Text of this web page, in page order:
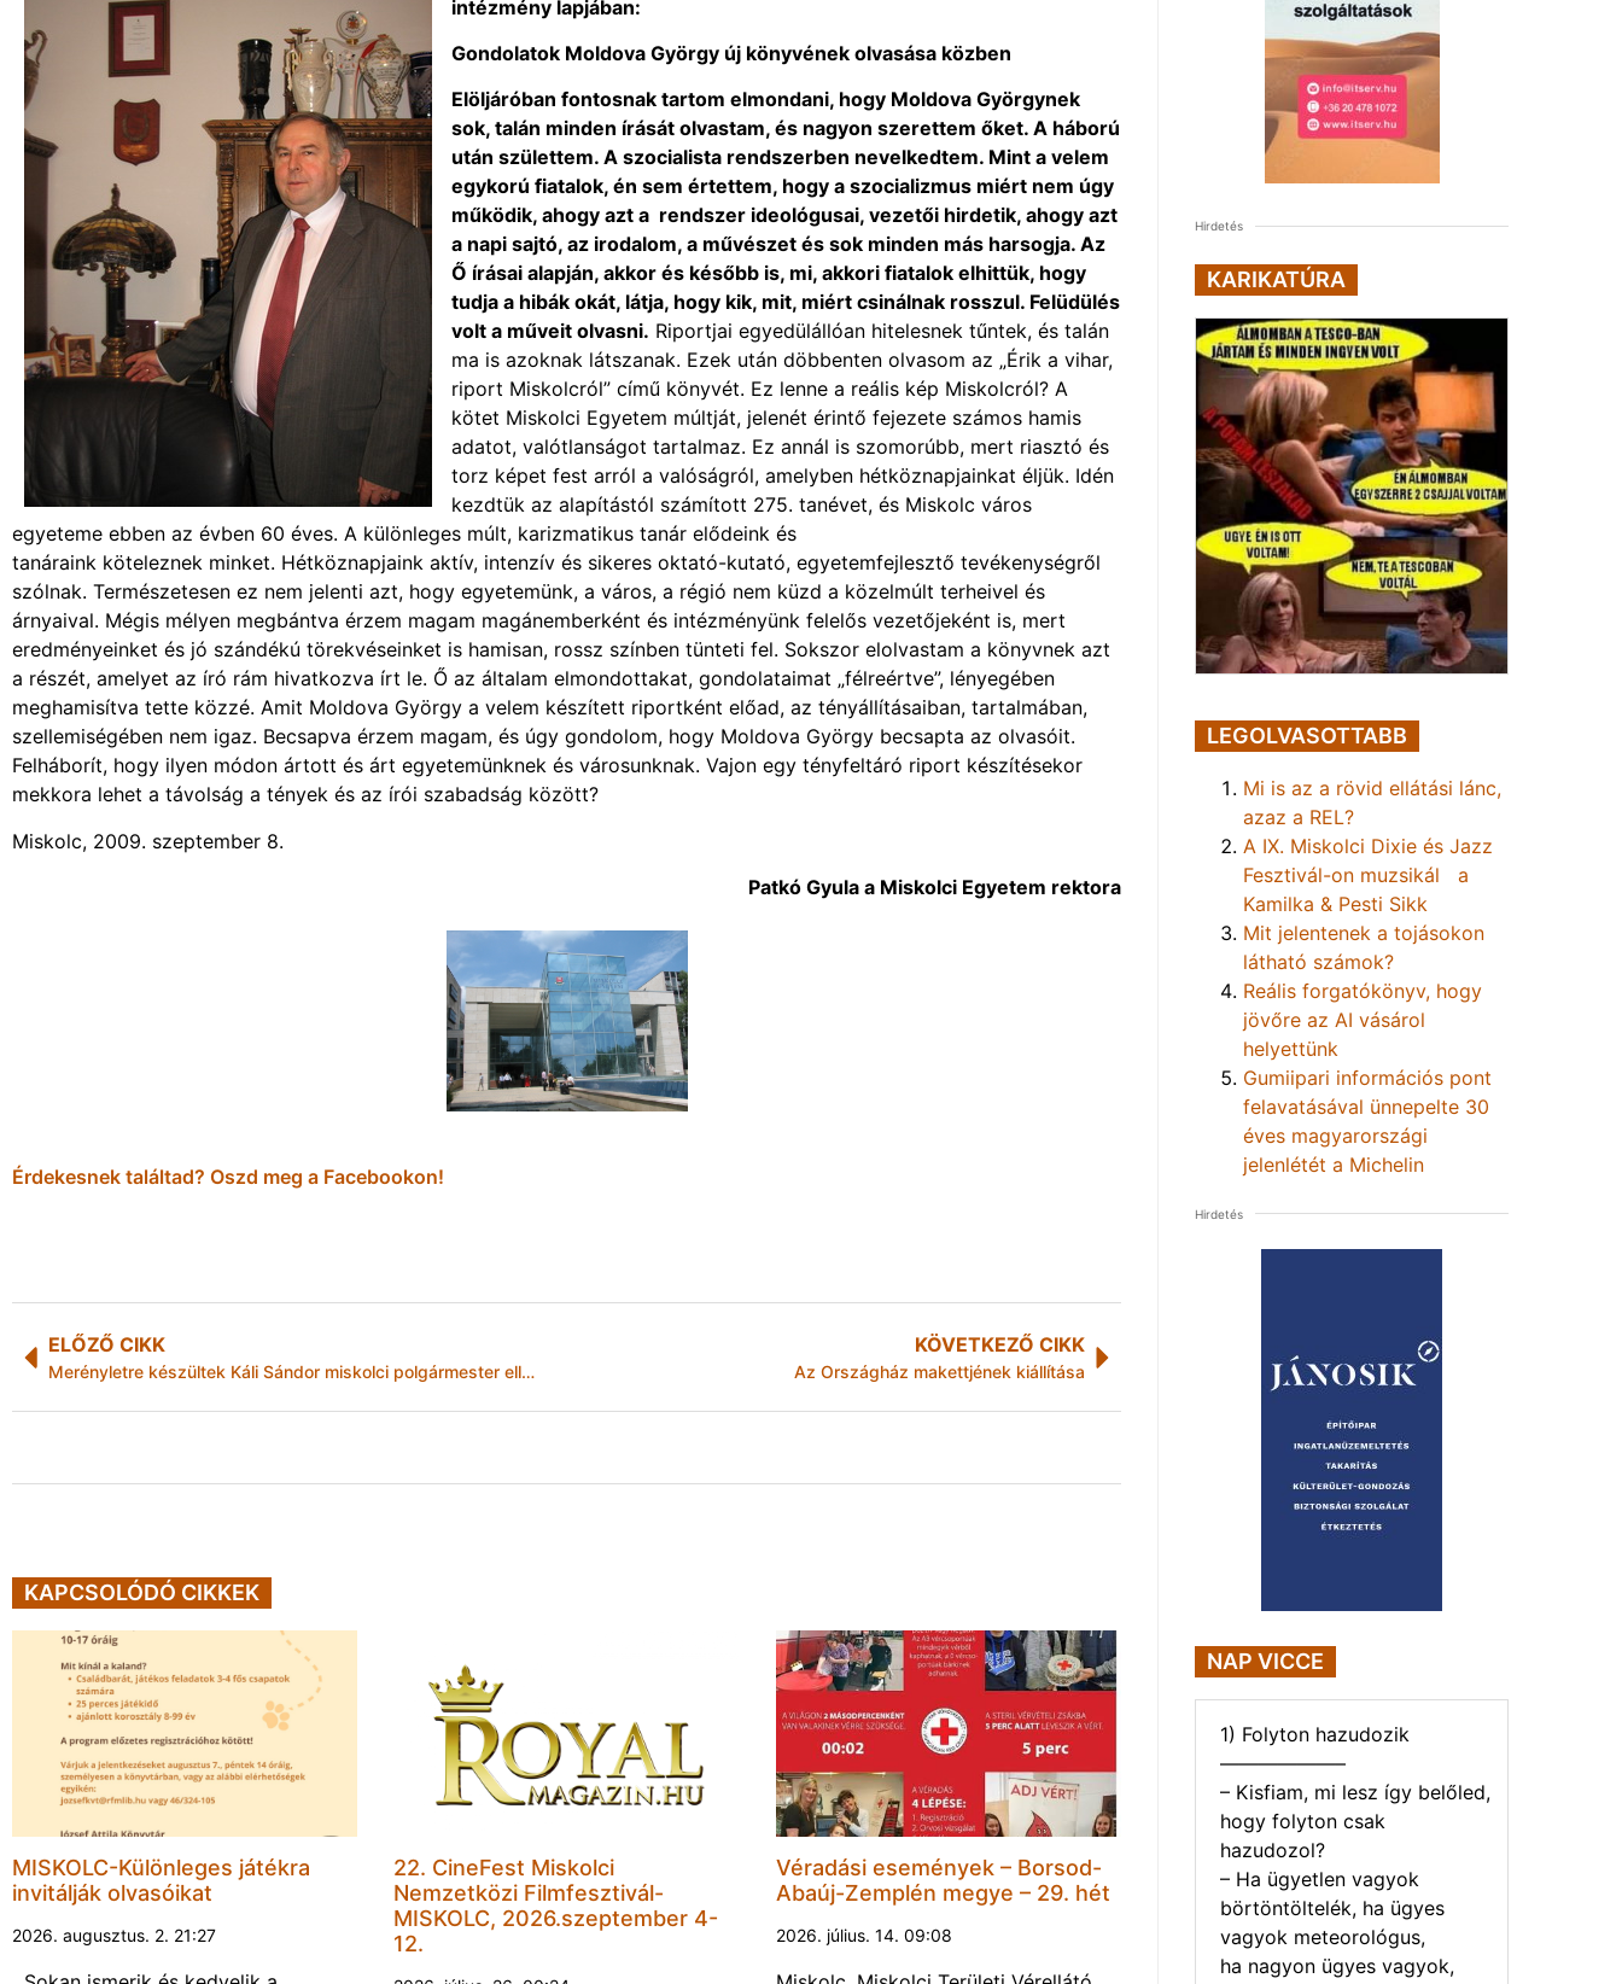
intézmény lapjában:
Gondolatok Moldova György új könyvének olvasása közben
Elöljáróban fontosnak tartom elmondani, hogy Moldova Györgynek
sok, talán minden írását olvastam, és nagyon szerettem őket. A háború
után születtem. A szocialista rendszerben nevelkedtem. Mint a velem
egykorú fiatalok, én sem értettem, hogy a szocializmus miért nem úgy
működik, ahogy azt a rendszer ideológusai, vezetői hirdetik, ahogy azt
a napi sajtó, az irodalom, a művészet és sok minden más harsogja. Az
Ő írásai alapján, akkor és később is, mi, akkori fiatalok elhittük, hogy
tudja a hibák okát, látja, hogy kik, mit, miért csinálnak rosszul. Felüdülés
volt a műveit olvasni. Riportjai egyedülállóan hitelesnek tűntek, és talán
ma is azoknak látszanak. Ezek után döbbenten olvasom az „Érik a vihar,
riport Miskolcról” című könyvét. Ez lenne a reális kép Miskolcról? A
kötet Miskolci Egyetem múltját, jelenét érintő fejezete számos hamis
adatot, valótlanságot tartalmaz. Ez annál is szomorúbb, mert riasztó és
torz képet fest arról a valóságról, amelyben hétköznapjainkat éljük. Idén
kezdtük az alapítástól számított 275. tanévet, és Miskolc város
egyeteme ebben az évben 60 éves. A különleges múlt, karizmatikus tanár elődeink és
tanáraink köteleznek minket. Hétköznapjaink aktív, intenzív és sikeres oktató-kutató, egyetemfejlesztő tevékenységről
szólnak. Természetesen ez nem jelenti azt, hogy egyetemünk, a város, a régió nem küzd a közelmúlt terheivel és
árnyaival. Mégis mélyen megbántva érzem magam magánemberként és intézményünk felelős vezetőjeként is, mert
eredményeinket és jó szándékú törekvéseinket is hamisan, rossz színben tünteti fel. Sokszor elolvastam a könyvnek azt
a részét, amelyet az író rám hivatkozva írt le. Ő az általam elmondottakat, gondolataimat „félreértve”, lényegében
meghamisítva tette közzé. Amit Moldova György a velem készített riportként előad, az tényállításaiban, tartalmában,
szellemiségében nem igaz. Becsapva érzem magam, és úgy gondolom, hogy Moldova György becsapta az olvasóit.
Felháborít, hogy ilyen módon ártott és árt egyetemünknek és városunknak. Vajon egy tényfeltáró riport készítésekor
mekkora lehet a távolság a tények és az írói szabadság között?
Miskolc, 2009. szeptember 8.
Patkó Gyula a Miskolci Egyetem rektora
Érdekesnek találtad? Oszd meg a Facebookon!
ELŐZŐ CIKK
Merényletre készültek Káli Sándor miskolci polgármester ellen
KÖVETKEZŐ CIKK
Az Országház makettjének kiállítása
KAPCSOLÓDÓ CIKKEK
MISKOLC-Különleges játékra
invitálják olvasóikat
2026. augusztus. 2. 21:27
22. CineFest Miskolci
Nemzetközi Filmfesztivál-
MISKOLC, 2026.szeptember 4-
12.
Véradási események – Borsod-
Abaúj-Zemplén megye – 29. hét
2026. július. 14. 09:08
Hirdetés
KARIKATÚRA
LEGOLVASOTTABB
Mi is az a rövid ellátási lánc,
azaz a REL?
A IX. Miskolci Dixie és Jazz
Fesztivál-on muzsikál a
Kamilka & Pesti Sikk
Mit jelentenek a tojásokon
látható számok?
Reális forgatókönyv, hogy
jövőre az AI vásárol
helyettünk
Gumiipari információs pont
felavatásával ünnepelte 30
éves magyarországi
jelenlétét a Michelin
Hirdetés
NAP VICCE
1) Folyton hazudozik
——————–
– Kisfiam, mi lesz így belőled,
hogy folyton csak
hazudozol?
– Ha ügyetlen vagyok
börtöntöltelék, ha ügyes
vagyok meteorológus,
ha nagyon ügyes vagyok,